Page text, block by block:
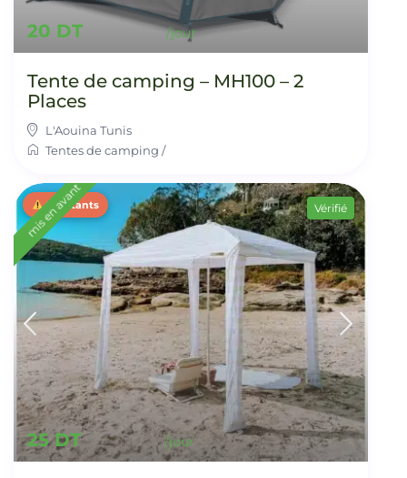
20 DT
Tente de camping – MH100 – 2
Places
L'Aouina Tunis
Tentes de camping /
25 DT
2 restants
mis en avant Vérifié